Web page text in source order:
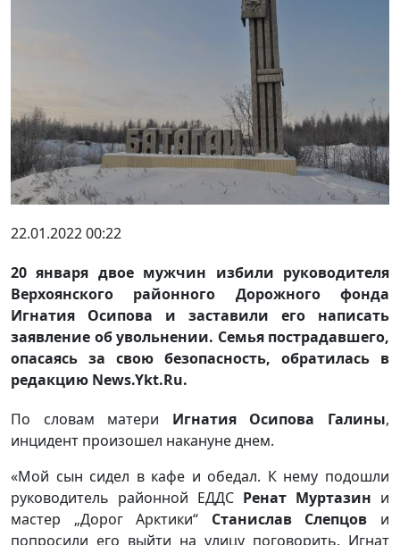
22.01.2022 00:22
20 января двое мужчин избили руководителя
Верхоянского районного Дорожного фонда
Игнатия Осипова и заставили его написать
заявление об увольнении. Семья пострадавшего,
опасаясь за свою безопасность, обратилась в
редакцию News.Ykt.Ru.
По словам матери Игнатия Осипова Галины,
инцидент произошел накануне днем.
«Мой сын сидел в кафе и обедал. К нему подошли
руководитель районной ЕДДС Ренат Муртазин и
мастер „Дорог Арктики“ Станислав Слепцов и
попросили его выйти на улицу поговорить. Игнат